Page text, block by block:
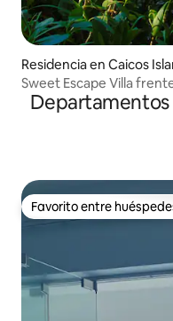
Residencia en Caicos
Sweet Escape Villa
Departamentos
Favorito entre
Favorito entre